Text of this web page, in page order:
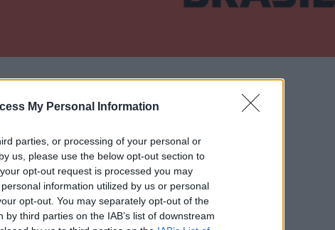
My Personal Information
parties, or processing of your personal or
us, please use the below opt-out section to
opt-out request is processed you may
information utilized by us or personal
opt-out. You may separately opt-out of the
third parties on the IAB’s list of downstream